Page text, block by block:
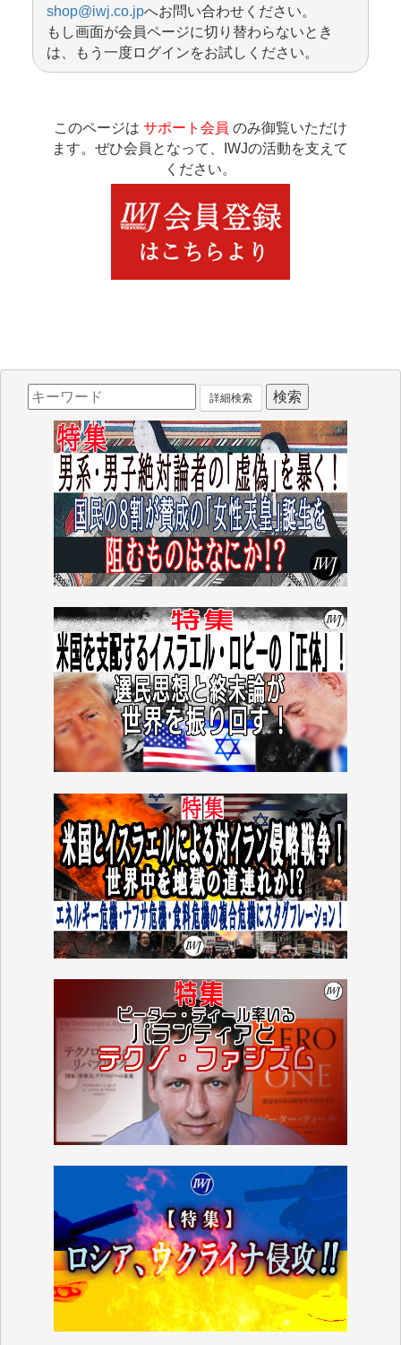
shop@iwj.co.jpへお問い合わせください。
もし画面が会員ページに切り替わらないとき
は、もう一度ログインをお試しください。
このページは サポート会員 のみ御覧いただけ
ます。ぜひ会員となって、IWJの活動を支えて
ください。
詳細検索